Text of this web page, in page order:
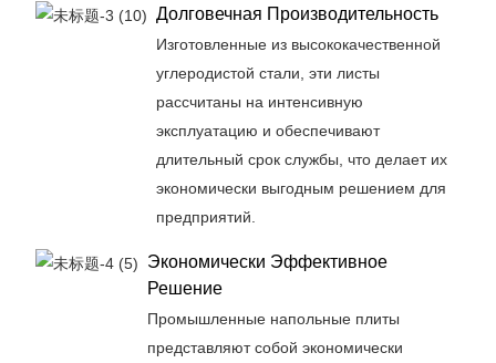
Долговечная Производительность
Изготовленные из высококачественной
углеродистой стали, эти листы
рассчитаны на интенсивную
эксплуатацию и обеспечивают
длительный срок службы, что делает их
экономически выгодным решением для
предприятий.
Экономически Эффективное
Решение
Промышленные напольные плиты
представляют собой экономически